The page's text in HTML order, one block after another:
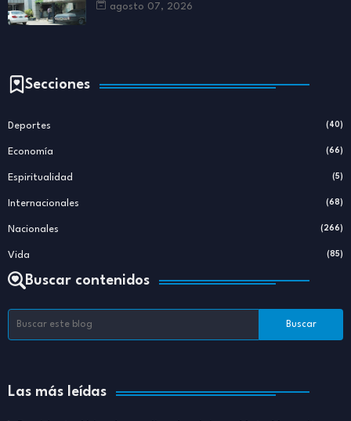
agosto 07, 2026
Secciones
Deportes (40)
Economía (66)
Espiritualidad (5)
Internacionales (68)
Nacionales (266)
Vida (85)
Buscar contenidos
Las más leídas